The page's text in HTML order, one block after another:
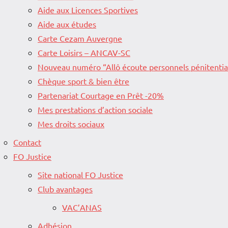
Aide aux Licences Sportives
Aide aux études
Carte Cezam Auvergne
Carte Loisirs – ANCAV-SC
Nouveau numéro “Allô écoute personnels
Chèque sport & bien être
Partenariat Courtage en Prêt -20%
Mes prestations d’action sociale
Mes droits sociaux
Contact
FO Justice
Site national FO Justice
Club avantages
VAC’ANAS
Adhésion